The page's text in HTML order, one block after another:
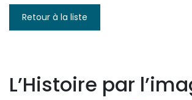
Retour à la liste
L’Histoire par